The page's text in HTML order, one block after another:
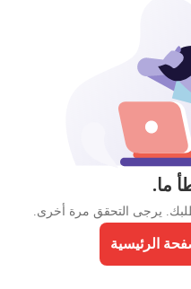
ما.
يرجى التحقق مرة أخرى.
الرئيسية